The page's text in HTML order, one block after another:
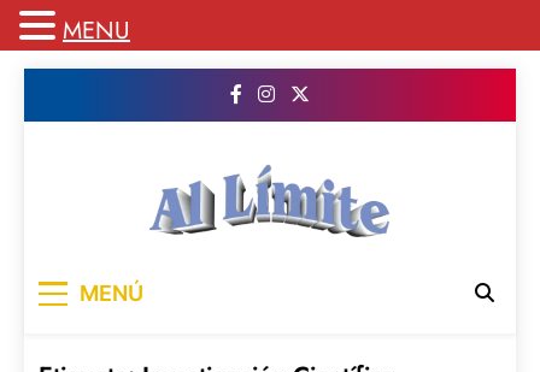
publicamos todo el contenido e informacion
MENÚ
MENU